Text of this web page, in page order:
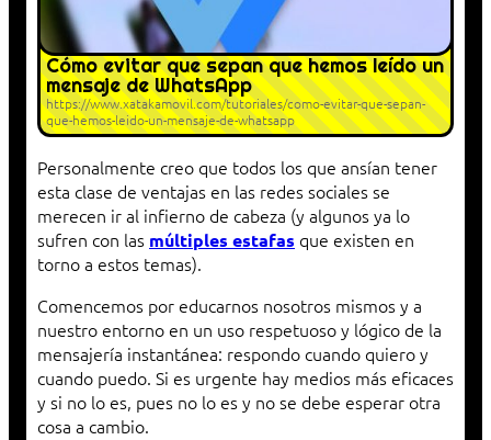
Cómo evitar que sepan que hemos leído un
mensaje de WhatsApp
https://www.xatakamovil.com/tutoriales/como-evitar-que-sepan-
que-hemos-leido-un-mensaje-de-whatsapp
Personalmente creo que todos los que ansían tener
esta clase de ventajas en las redes sociales se
merecen ir al infierno de cabeza (y algunos ya lo
sufren con las múltiples estafas que existen en
torno a estos temas).
Comencemos por educarnos nosotros mismos y a
nuestro entorno en un uso respetuoso y lógico de la
mensajería instantánea: respondo cuando quiero y
cuando puedo. Si es urgente hay medios más eficaces
y si no lo es, pues no lo es y no se debe esperar otra
cosa a cambio.